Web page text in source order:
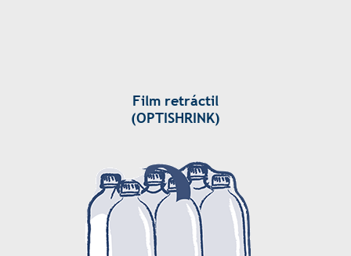
Film retráctil
(OPTISHRINK)